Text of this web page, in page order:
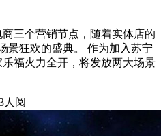
商三个营销节点，随着实体店的
景狂欢的盛典。 作为加入苏宁
福火力全开，将发放两大场景
人阅